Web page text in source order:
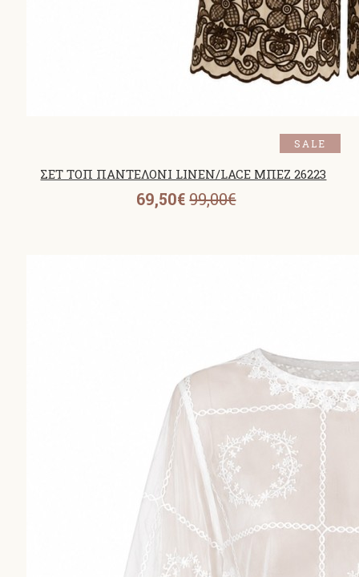
SALE
ΣΕΤ ΤΟΠ ΠΑΝΤΕΛΟΝΙ LINEN/LACE ΜΠΕΖ 26223
69,50€ 99,00€